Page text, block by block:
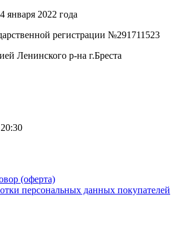
января 2022 года
регистрации №291711523
Ленинского р-на г.Бреста
(оферта)
персональных данных покупателей